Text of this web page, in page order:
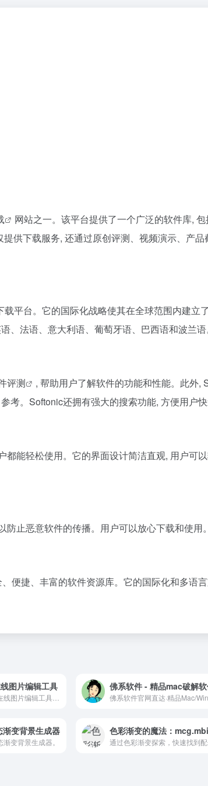
网站之一。该平台提供了一个广泛的软件库,
供下载服务, 还通过原创评测、视频演示、产
平台。它的国际化战略使其在全球范围内建立
、法语、意大利语、葡萄牙语、巴西语和波兰语
评测
, 帮助用户了解软件的功能和性能。此外,
。Softonic还拥有强大的搜索功能, 方便用户快
能轻松使用。它的界面设计简洁直观, 用户可
止恶意软件的传播。用户可以放心下载和使用。
便捷、丰富的软件资源库。它的国际化和多语
图片编辑工具 佛系软件 - 精品mac破解
变背景生成器
变背景生成器。 通过色彩渐变探索，快速找到配